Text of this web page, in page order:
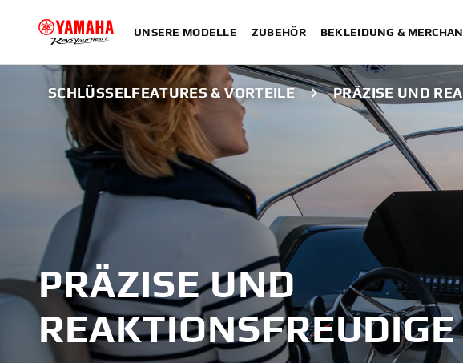
UNSERE MODELLE ZUBEHÖR BEKLEIDUNG &
SCHLÜSSELFEATURES & VORTEILE PRÄZISE UND
PRÄZISE UND